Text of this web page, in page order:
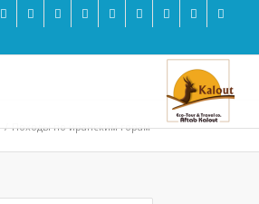
/ Походы по иранским горам